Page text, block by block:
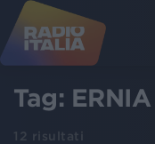
Tag: ERNIA
12 risultati